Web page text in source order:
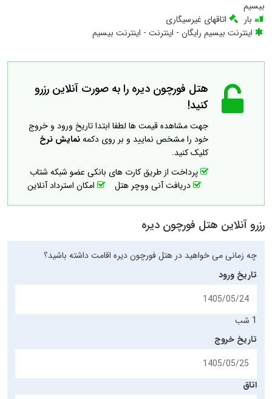
بیسیم
بار
اتاقهای غیرسیگاری
اینترنت بیسیم رایگان - اینترنت - اینترنت بیسیم
هتل فورچون دیره را به صورت آنلاین رزرو
کنید!
جهت مشاهده قیمت ها لطفا ابتدا تاریخ ورود و خروج
خود را مشخص نمایید و بر روی دکمهنمایش نرخ
کلیک کنید.
پرداخت از طریق کارت های بانکی عضو شبکه شتاب
دریافت آنی ووچر هتل
امکان استرداد آنلاین
رزرو آنلاین هتل فورچون دیره
چه زمانی می خواهید در هتل فورچون دیره اقامت داشته باشید؟
تاریخ ورود
1 شب
تاریخ خروج
اتاق